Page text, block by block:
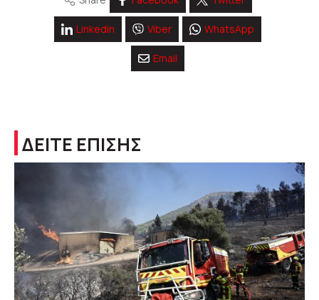
Linkedin Viber WhatsApp
Email
ΔΕΙΤΕ ΕΠΙΣΗΣ